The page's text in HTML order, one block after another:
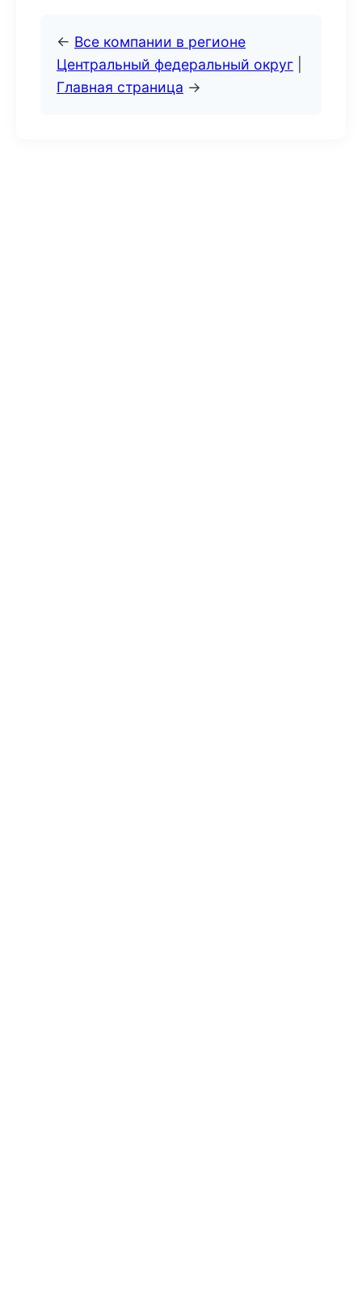
← Все компании в регионе
Центральный федеральный округ
Главная страница →